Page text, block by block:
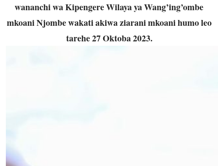
wananchi wa Kipengere Wilaya ya Wang’ing’ombe
mkoani Njombe wakati akiwa ziarani mkoani humo leo
tarehe 27 Oktoba 2023.